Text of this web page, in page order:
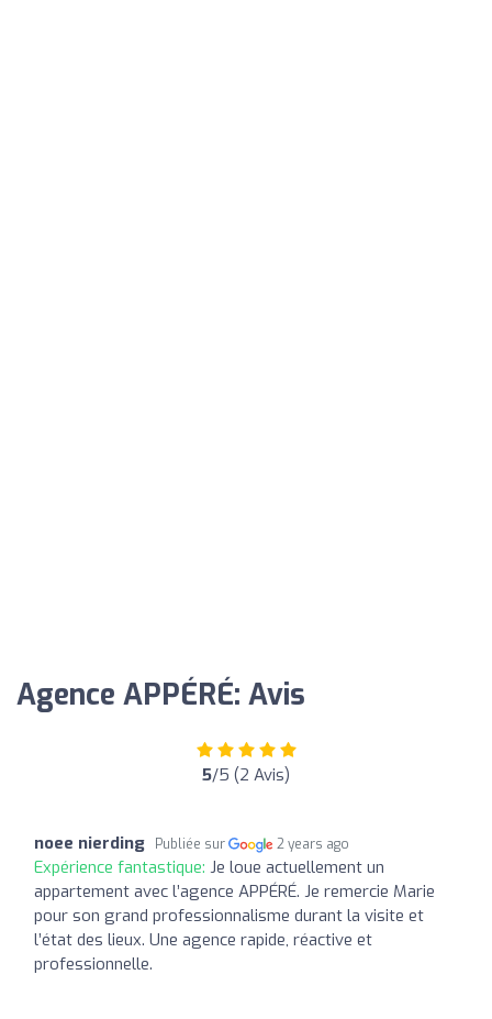
Agence APPÉRÉ: Avis
5/5 (2 Avis)
noee nierding Publiée sur 2 years ago
Expérience fantastique: Je loue actuellement un
appartement avec l’agence APPÉRÉ. Je remercie Marie
pour son grand professionnalisme durant la visite et
l’état des lieux. Une agence rapide, réactive et
professionnelle.